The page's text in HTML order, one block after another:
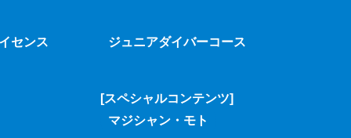
センス ジュニアダイバーコース
[スペシャルコンテンツ]
マジシャン・モト